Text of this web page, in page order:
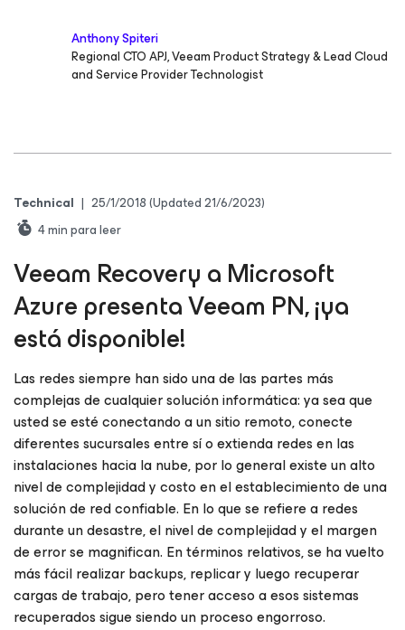
Anthony Spiteri
Regional CTO APJ, Veeam Product Strategy & Lead Cloud
and Service Provider Technologist
Technical | 25/1/2018(Updated 21/6/2023)
4min para leer
Veeam Recovery a Microsoft
Azure presenta Veeam PN, ¡ya
está disponible!
Las redes siempre han sido una de las partes más
complejas de cualquier solución informática: ya sea que
usted se esté conectando a un sitio remoto, conecte
diferentes sucursales entre sí o extienda redes en las
instalaciones hacia la nube, por lo general existe un alto
nivel de complejidad y costo en el establecimiento de una
solución de red confiable. En lo que se refiere a redes
durante un desastre, el nivel de complejidad y el margen
de error se magnifican. En términos relativos, se ha vuelto
más fácil realizar backups, replicar y luego recuperar
cargas de trabajo, pero tener acceso a esos sistemas
recuperados sigue siendo un proceso engorroso.